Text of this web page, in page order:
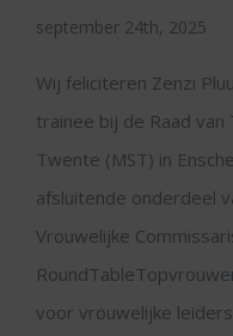
september 24th, 2025
Wij feliciteren Zenzi
trainee bij de Raad
Twente (MST) in
afsluitende onderdeel
Vrouwelijke
voor vrouwelijke